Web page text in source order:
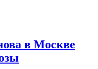
в Москве